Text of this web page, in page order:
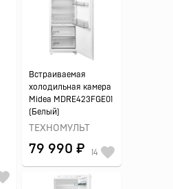
Встраиваемая
холодильная камера
Midea MDRE423FGE01
(Белый)
ТЕХНОМУЛЬТ
79 990 ₽ 14